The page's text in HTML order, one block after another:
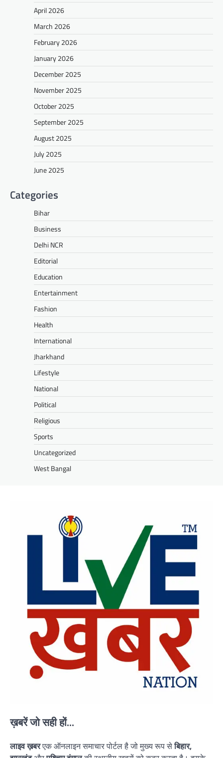
April 2026
March 2026
February 2026
January 2026
December 2025
November 2025
October 2025
September 2025
August 2025
July 2025
June 2025
Categories
Bihar
Business
Delhi NCR
Editorial
Education
Entertainment
Fashion
Health
International
Jharkhand
Lifestyle
National
Political
Religious
Sports
Uncategorized
West Bangal
ख़बरें जो सही हों...
लाइव ख़बरएक ऑनलाइन समाचार पोर्टल है जो मुख्य रूप सेबिहार,